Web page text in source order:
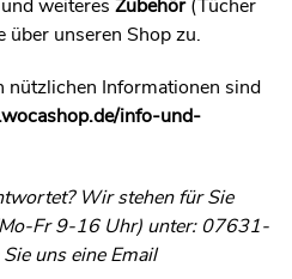
weiteres Zubehör(Tücher
über unseren Shop zu.
Informationen sind
info-und-
Wir stehen für Sie
Fr 9-16 Uhr) unter: 07631-
uns eine Email